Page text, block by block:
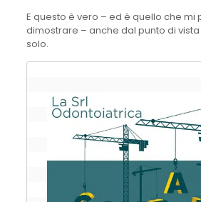
E questo è vero – ed è quello che mi
dimostrare – anche dal punto di
solo.